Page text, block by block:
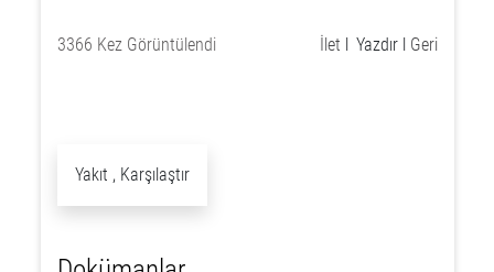
3366 Kez Görüntülendi İlet l Yazdırl Geri
Yakıt , Karşılaştır